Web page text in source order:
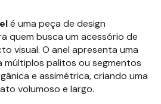
é uma peça de design
quem busca um acessório de
visual. O anel apresenta uma
múltiplos palitos ou segmentos
e assimétrica, criando uma
volumoso e largo.